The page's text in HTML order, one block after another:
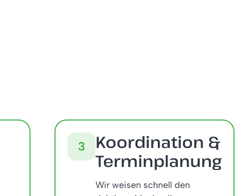
3
Koordination &
Terminplanung
Wir weisen schnell den